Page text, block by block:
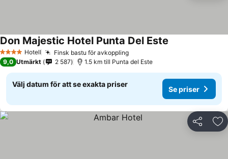
4 StjärnorHotell Finsk bastu för avkoppling
Don Majestic Hotel Punta Del Este
9,0 Utmärkt 2 587 1.5 km till Punta del Este
Välj datum för att se exakta priser
Se priser
Dela